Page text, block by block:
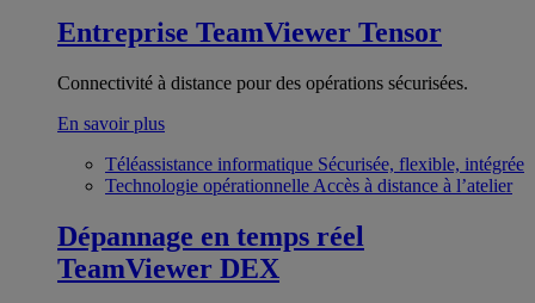
Entreprise TeamViewer Tensor
Connectivité à distance pour des opérations sécurisées.
En savoir plus
Téléassistance informatique Sécurisée, flexible, intégrée
Technologie opérationnelle Accès à distance à l’atelier
Dépannage en temps réel
TeamViewer DEX